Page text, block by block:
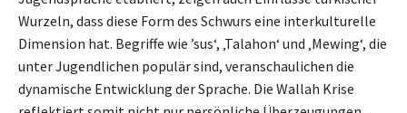
Wurzeln, dass diese Form des Schwurs eine interkulturelle
Dimension hat. Begriffe wie ’sus‘, ‚Talahon‘ und ‚Mewing‘, die
unter Jugendlichen populär sind, veranschaulichen die
dynamische Entwicklung der Sprache. Die Wallah Krise